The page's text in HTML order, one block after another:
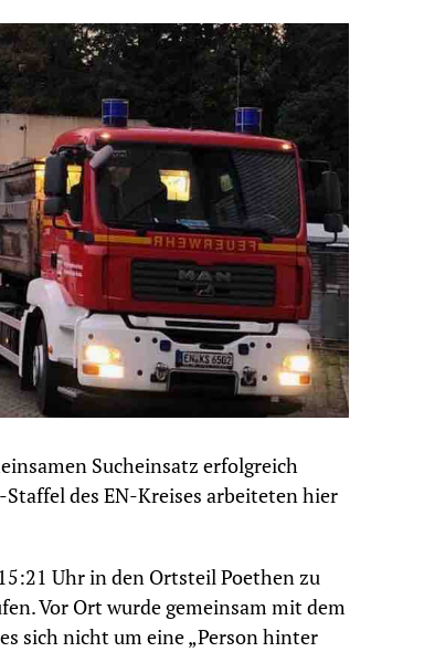
Sucheinsatz erfolgreich
des EN-Kreises arbeiteten hier
Uhr in den Ortsteil Poethen zu
Vor Ort wurde gemeinsam mit dem
sich nicht um eine „Person hinter